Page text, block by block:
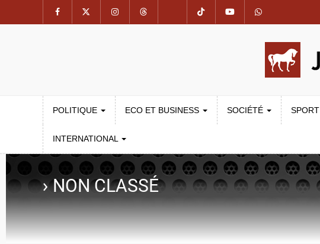
POLITIQUE ECO ET BUSINESS SOCIÉTÉ SPORT
INTERNATIONAL
›NON CLASSÉ